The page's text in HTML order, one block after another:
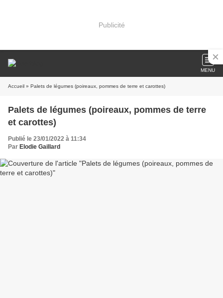
Publicité
MENU
Accueil » Palets de légumes (poireaux, pommes de terre et carottes)
Palets de légumes (poireaux, pommes de terre
et carottes)
Publié le 23/01/2022 à 11:34
Par Elodie Gaillard